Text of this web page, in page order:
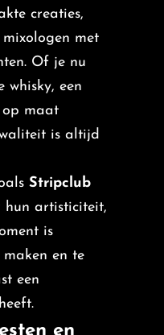
creaties,
met
Of je nu
whisky, een
op maat
is altijd
Stripclub
artisticiteit,
is
en te
een
en